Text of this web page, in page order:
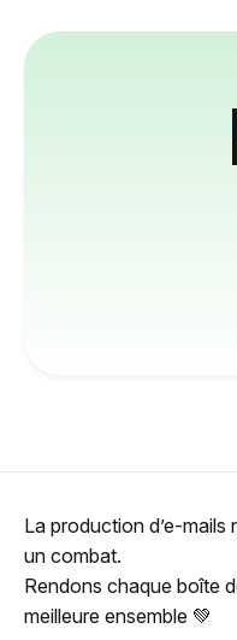
La production d’e-mails
un combat.
Rendons chaque boîte
meilleure ensemble 💚